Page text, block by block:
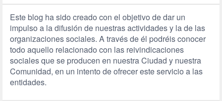
Este blog ha sido creado con el objetivo de dar un
impulso a la difusión de nuestras actividades y la de las
organizaciones sociales. A través de él podréis conocer
todo aquello relacionado con las reivindicaciones
sociales que se producen en nuestra Ciudad y nuestra
Comunidad, en un intento de ofrecer este servicio a las
entidades.